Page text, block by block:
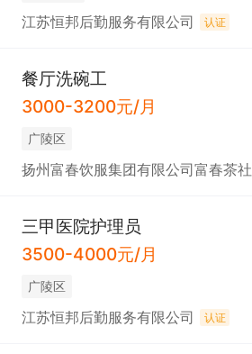
江苏恒邦后勤服务有限公司 认证
餐厅洗碗工
3000-3200元/月
广陵区
扬州富春饮服集团有限公司富春茶社
三甲医院护理员
3500-4000元/月
广陵区
江苏恒邦后勤服务有限公司 认证